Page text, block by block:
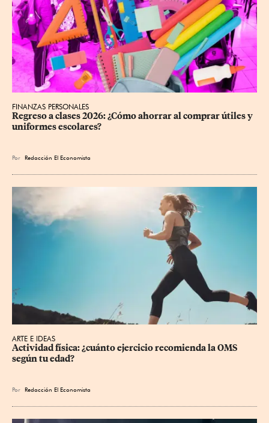
FINANZAS PERSONALES
Regreso a clases 2026: ¿Cómo ahorrar al comprar útiles y
uniformes escolares?
Por Redacción El Economista
ARTE E IDEAS
Actividad física: ¿cuánto ejercicio recomienda la OMS
según tu edad?
Por Redacción El Economista